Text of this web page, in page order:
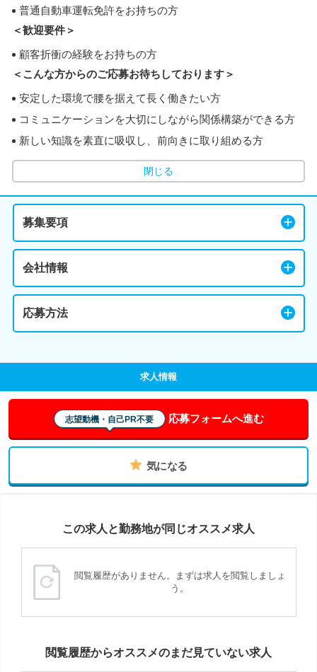
普通自動車運転免許をお持ちの方
＜歓迎要件＞
顧客折衝の経験をお持ちの方
＜こんな方からのご応募お待ちしております＞
安定した環境で腰を据えて長く働きたい方
コミュニケーションを大切にしながら関係構築ができる方
新しい知識を素直に吸収し、前向きに取り組める方
閉じる
募集要項
会社情報
応募方法
求人情報
志望動機・自己PR不要 応募フォームへ進む
気になる
この求人と勤務地が同じオススメ求人
閲覧履歴がありません。まずは求人を閲覧しましょ
う。
閲覧履歴からオススメのまだ見ていない求人